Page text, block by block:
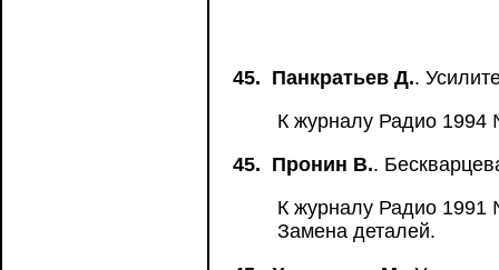
45. Панкратьев Д..
К журналу Радио 1994
45. Пронин В..
К журналу Радио 1991
Замена деталей.